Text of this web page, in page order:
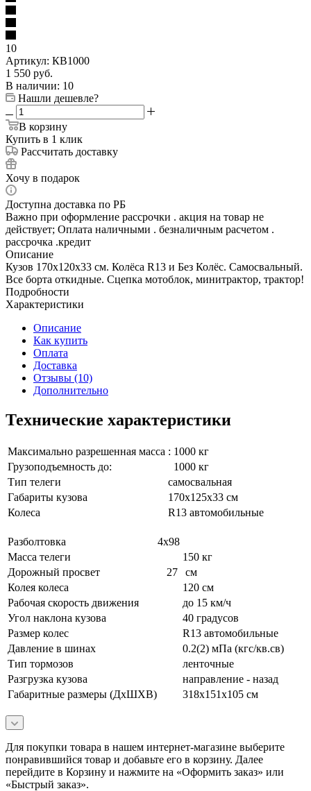
10
Артикул: КВ1000
1 550 руб.
В наличии: 10
Нашли дешевле?
В корзину
Купить в 1 клик
Рассчитать доставку
Хочу в подарок
Доступна доставка по РБ
Важно при оформление рассрочки . акция на товар не
действует; Оплата наличными . безналичным расчетом .
рассрочка .кредит
Описание
Кузов 170х120х33 см. Колёса R13 и Без Колёс. Самосвальный.
Все борта откидные. Сцепка мотоблок, минитрактор, трактор!
Подробности
Характеристики
Описание
Как купить
Оплата
Доставка
Отзывы (10)
Дополнительно
Технические характеристики
Максимально разрешенная масса : 1000 кг
Грузоподъемность до:
1000 кг
Тип телеги
самосвальная
Габариты кузова
170х125х33 см
Колеса
R13 автомобильные
Разболтовка 4х98
Масса телеги
150 кг
Дорожный просвет 27
см
Колея колеса
120 см
Рабочая скорость движения
до 15 км/ч
Угол наклона кузова
40 градусов
Размер колес
R13 автомобильные
Давление в шинах
0.2(2) мПа (кгс/кв.св)
Тип тормозов
ленточные
Разгрузка кузова
направление - назад
Габаритные размеры (ДхШХВ)
318х151х105 см
Для покупки товара в нашем интернет-магазине выберите
понравившийся товар и добавьте его в корзину. Далее
перейдите в Корзину и нажмите на «Оформить заказ» или
«Быстрый заказ».